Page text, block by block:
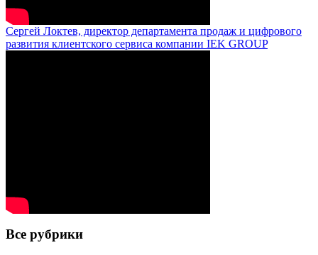
Сергей Локтев, директор департамента продаж и цифрового
развития клиентского сервиса компании IEK GROUP
Все рубрики